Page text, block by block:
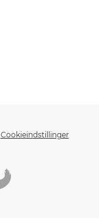
Cookieindstillinger